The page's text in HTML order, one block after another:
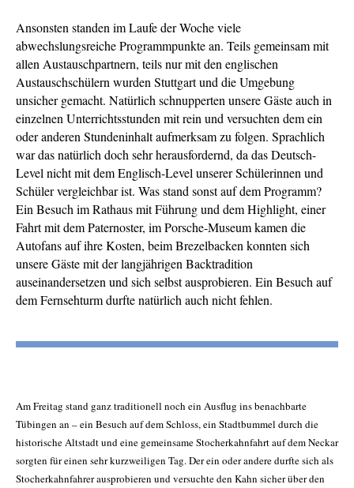
Ansonsten standen im Laufe der Woche viele
abwechslungsreiche Programmpunkte an. Teils gemeinsam mit
allen Austauschpartnern, teils nur mit den englischen
Austauschschülern wurden Stuttgart und die Umgebung
unsicher gemacht. Natürlich schnupperten unsere Gäste auch in
einzelnen Unterrichtsstunden mit rein und versuchten dem ein
oder anderen Stundeninhalt aufmerksam zu folgen. Sprachlich
war das natürlich doch sehr herausfordernd, da das Deutsch-
Level nicht mit dem Englisch-Level unserer Schülerinnen und
Schüler vergleichbar ist. Was stand sonst auf dem Programm?
Ein Besuch im Rathaus mit Führung und dem Highlight, einer
Fahrt mit dem Paternoster, im Porsche-Museum kamen die
Autofans auf ihre Kosten, beim Brezelbacken konnten sich
unsere Gäste mit der langjährigen Backtradition
auseinandersetzen und sich selbst ausprobieren. Ein Besuch auf
dem Fernsehturm durfte natürlich auch nicht fehlen.
Am Freitag stand ganz traditionell noch ein Ausflug ins benachbarte
Tübingen an – ein Besuch auf dem Schloss, ein Stadtbummel durch die
historische Altstadt und eine gemeinsame Stocherkahnfahrt auf dem Neckar
sorgten für einen sehr kurzweiligen Tag. Der ein oder andere durfte sich als
Stocherkahnfahrer ausprobieren und versuchte den Kahn sicher über den